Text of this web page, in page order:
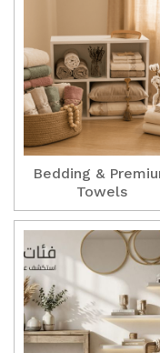
Bedding &
Towels